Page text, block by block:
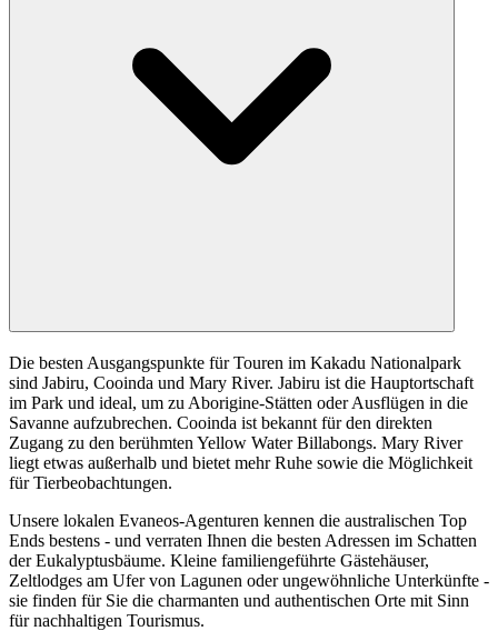
Die besten Ausgangspunkte für Touren im Kakadu Nationalpark
sind Jabiru, Cooinda und Mary River. Jabiru ist die Hauptortschaft
im Park und ideal, um zu Aborigine-Stätten oder Ausflügen in die
Savanne aufzubrechen. Cooinda ist bekannt für den direkten
Zugang zu den berühmten Yellow Water Billabongs. Mary River
liegt etwas außerhalb und bietet mehr Ruhe sowie die Möglichkeit
für Tierbeobachtungen.
Unsere lokalen Evaneos-Agenturen kennen die australischen Top
Ends bestens - und verraten Ihnen die besten Adressen im Schatten
der Eukalyptusbäume. Kleine familiengeführte Gästehäuser,
Zeltlodges am Ufer von Lagunen oder ungewöhnliche Unterkünfte -
sie finden für Sie die charmanten und authentischen Orte mit Sinn
für nachhaltigen Tourismus.